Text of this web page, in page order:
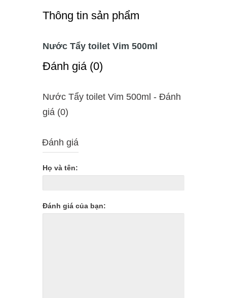
Thông tin sản phẩm
Nước Tẩy toilet Vim 500ml
Ðánh giá (0)
Nước Tẩy toilet Vim 500ml - Ðánh
giá (0)
Đánh giá
Họ và tên:
Đánh giá của bạn: